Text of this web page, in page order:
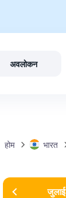
अवलोकन
होम भारत
जुलाई